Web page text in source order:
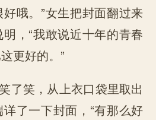
哦。”女生把封面翻过来
，“我敢说近十年的青春
更好的。”
了笑，从上衣口袋里取出
了一下封面，“有那么好